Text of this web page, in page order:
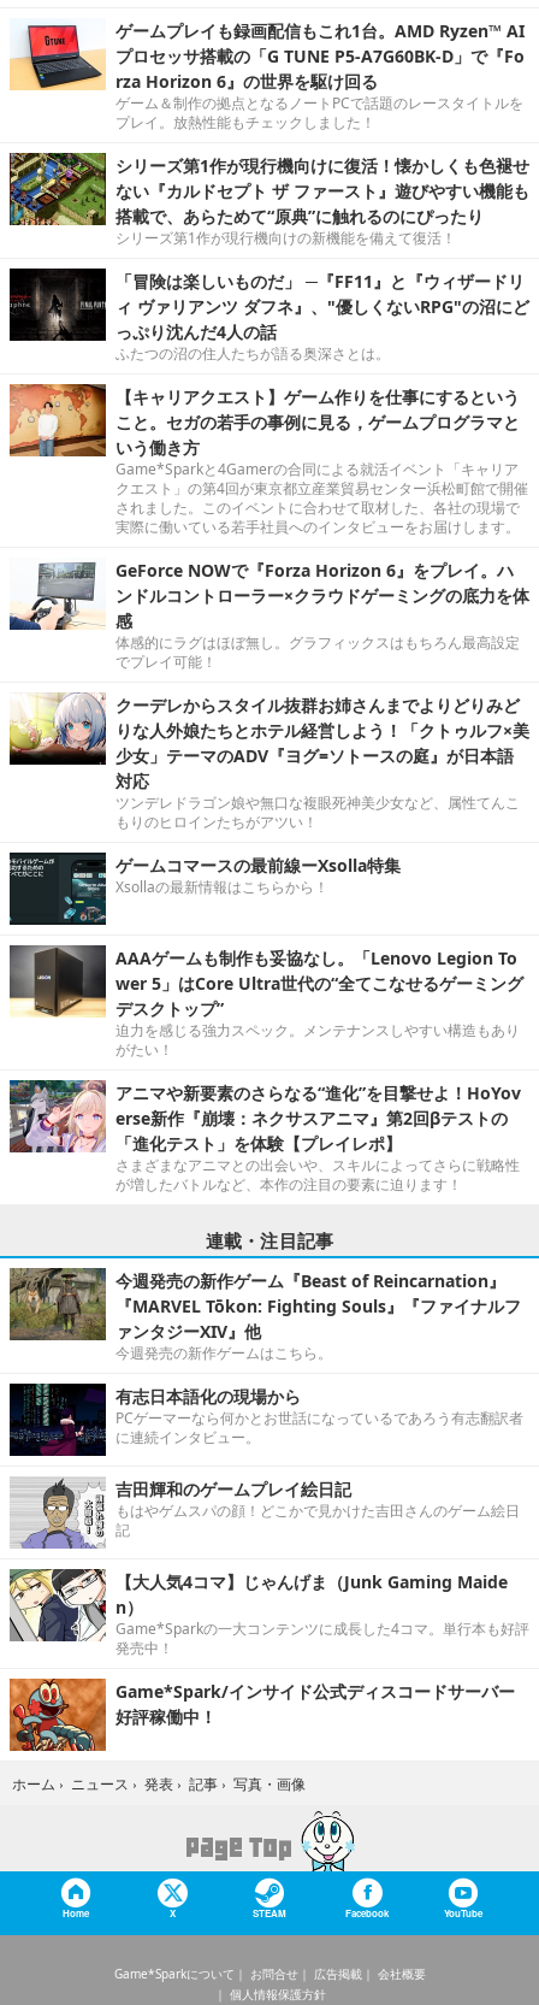
ゲームプレイも録画配信もこれ1台。AMD Ryzen™ AI
プロセッサ搭載の「G TUNE P5-A7G60BK-D」で『Fo
rza Horizon 6』の世界を駆け回る
ゲーム＆制作の拠点となるノートPCで話題のレースタイトルを
プレイ。放熱性能もチェックしました！
シリーズ第1作が現行機向けに復活！懐かしくも色褪せ
ない『カルドセプト ザ ファースト』遊びやすい機能も
搭載で、あらためて“原典”に触れるのにぴったり
シリーズ第1作が現行機向けの新機能を備えて復活！
「冒険は楽しいものだ」 ─『FF11』と『ウィザードリ
ィ ヴァリアンツ ダフネ』、"優しくないRPG"の沼にど
っぷり沈んだ4人の話
ふたつの沼の住人たちが語る奥深さとは。
【キャリアクエスト】ゲーム作りを仕事にするという
こと。セガの若手の事例に見る，ゲームプログラマと
いう働き方
Game*Sparkと4Gamerの合同による就活イベント「キャリア
クエスト」の第4回が東京都立産業貿易センター浜松町館で開催
されました。このイベントに合わせて取材した、各社の現場で
実際に働いている若手社員へのインタビューをお届けします。
GeForce NOWで『Forza Horizon 6』をプレイ。ハ
ンドルコントローラー×クラウドゲーミングの底力を体
感
体感的にラグはほぼ無し。グラフィックスはもちろん最高設定
でプレイ可能！
クーデレからスタイル抜群お姉さんまでよりどりみど
りな人外娘たちとホテル経営しよう！「クトゥルフ×美
少女」テーマのADV『ヨグ=ソトースの庭』が日本語
対応
ツンデレドラゴン娘や無口な複眼死神美少女など、属性てんこ
もりのヒロインたちがアツい！
ゲームコマースの最前線ーXsolla特集
Xsollaの最新情報はこちらから！
AAAゲームも制作も妥協なし。「Lenovo Legion To
wer 5」はCore Ultra世代の“全てこなせるゲーミング
デスクトップ”
迫力を感じる強力スペック。メンテナンスしやすい構造もあり
がたい！
アニマや新要素のさらなる“進化”を目撃せよ！HoYov
erse新作『崩壊：ネクサスアニマ』第2回βテストの
「進化テスト」を体験【プレイレポ】
さまざまなアニマとの出会いや、スキルによってさらに戦略性
が増したバトルなど、本作の注目の要素に迫ります！
連載・注目記事
今週発売の新作ゲーム『Beast of Reincarnation』
『MARVEL Tōkon: Fighting Souls』『ファイナルフ
ァンタジーXIV』他
今週発売の新作ゲームはこちら。
有志日本語化の現場から
PCゲーマーなら何かとお世話になっているであろう有志翻訳者
に連続インタビュー。
吉田輝和のゲームプレイ絵日記
もはやゲムスパの顔！どこかで見かけた吉田さんのゲーム絵日
記
【大人気4コマ】じゃんげま（Junk Gaming Maide
n）
Game*Sparkの一大コンテンツに成長した4コマ。単行本も好評
発売中！
Game*Spark/インサイド公式ディスコードサーバー
好評稼働中！
ホーム › ニュース › 発表 › 記事 › 写真・画像
Home X STEAM Facebook YouTube
Game*Sparkについて お問合せ 広告掲載
会社概要
個人情報保護方針